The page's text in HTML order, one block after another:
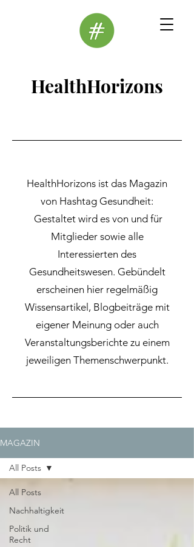
HealthHorizons
HealthHorizons ist das Magazin
von Hashtag Gesundheit:
Gestaltet wird es von und für
Mitglieder sowie alle
Interessierten des
Gesundheitswesen. Gebündelt
erscheinen hier regelmäßig
Wissensartikel, Blogbeiträge mit
eigener Meinung oder auch
Veranstaltungsberichte zu einem
jeweiligen Themenschwerpunkt.
MAGAZIN
All Posts
Nachhaltigkeit
Politik und
Recht
All Posts